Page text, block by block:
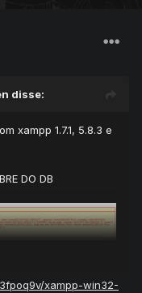
disse:
xampp 1.7.1, 5.8.3 e
DO DB
xampp-win32-